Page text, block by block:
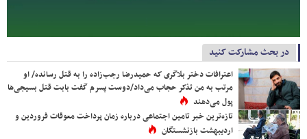
در بحث مشارکت کنید
اعترافات دختر بلاگری که حمیدرضا رجب‌زاده را به قتل رسانده/ او
مرتب به من تذکر حجاب می‌داد/دوست پسرم گفت بابت قتل بسیجی‌ها
پول می‌دهند
تازه‌ترین خبر تامین اجتماعی درباره زمان پرداخت معوقات فروردین و
اردیبهشت بازنشستگان